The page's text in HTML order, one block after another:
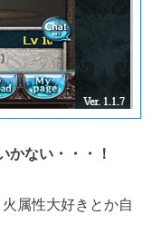
かない・・・！
属性大好きとか自